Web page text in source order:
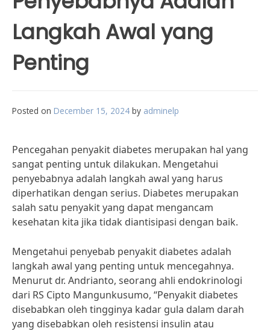
Langkah Awal yang
Penting
Posted on December 15, 2024 by adminelp
Pencegahan penyakit diabetes merupakan hal yang
sangat penting untuk dilakukan. Mengetahui
penyebabnya adalah langkah awal yang harus
diperhatikan dengan serius. Diabetes merupakan
salah satu penyakit yang dapat mengancam
kesehatan kita jika tidak diantisipasi dengan baik.
Mengetahui penyebab penyakit diabetes adalah
langkah awal yang penting untuk mencegahnya.
Menurut dr. Andrianto, seorang ahli endokrinologi
dari RS Cipto Mangunkusumo, “Penyakit diabetes
disebabkan oleh tingginya kadar gula dalam darah
yang disebabkan oleh resistensi insulin atau